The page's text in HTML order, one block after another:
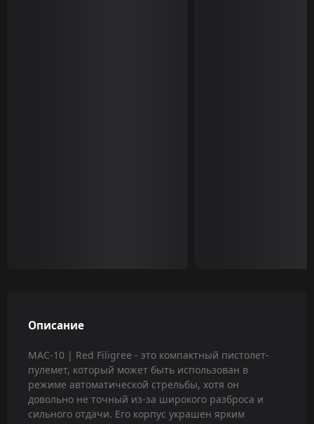
Описание
MAC-10 | Red Filigree - это компактный пистолет-
пулемет, который может быть использован в
режиме автоматической стрельбы, хотя он
довольно не точный из-за широкого разброса и
сильного отдачи. Его корпус украшен ярким